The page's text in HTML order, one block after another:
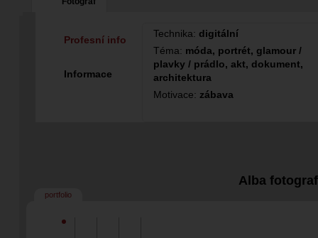
Technika: digitální
Téma: móda, portrét, glamour /
plavky / prádlo, akt, dokument,
architektura
Motivace: zábava
Profesní info
Informace
Alba
portfolio